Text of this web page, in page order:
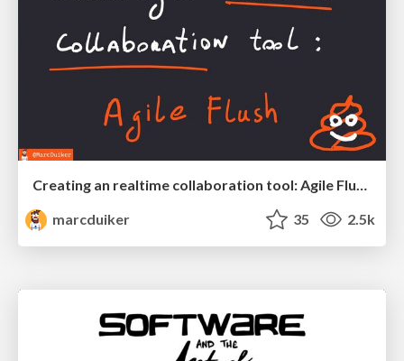
Creating an realtime collaboration tool: Agile Flush - .NET Oxford
marcduiker
35 2.5k